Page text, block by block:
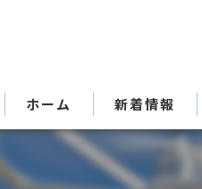
ホーム 新着情報